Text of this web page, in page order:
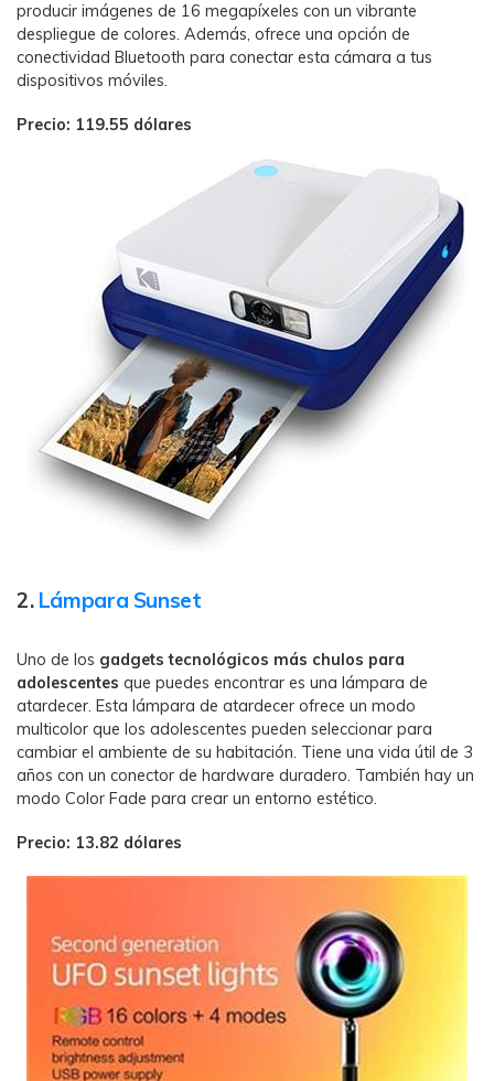
producir imágenes de 16 megapíxeles con un vibrante
despliegue de colores. Además, ofrece una opción de
conectividad Bluetooth para conectar esta cámara a tus
dispositivos móviles.
Precio: 119.55 dólares
2. Lámpara Sunset
Uno de los gadgets tecnológicos más chulos para
adolescentes que puedes encontrar es una lámpara de
atardecer. Esta lámpara de atardecer ofrece un modo
multicolor que los adolescentes pueden seleccionar para
cambiar el ambiente de su habitación. Tiene una vida útil de 3
años con un conector de hardware duradero. También hay un
modo Color Fade para crear un entorno estético.
Precio: 13.82 dólares